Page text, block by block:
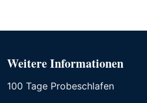
Weitere Informationen
100 Tage Probeschlafen